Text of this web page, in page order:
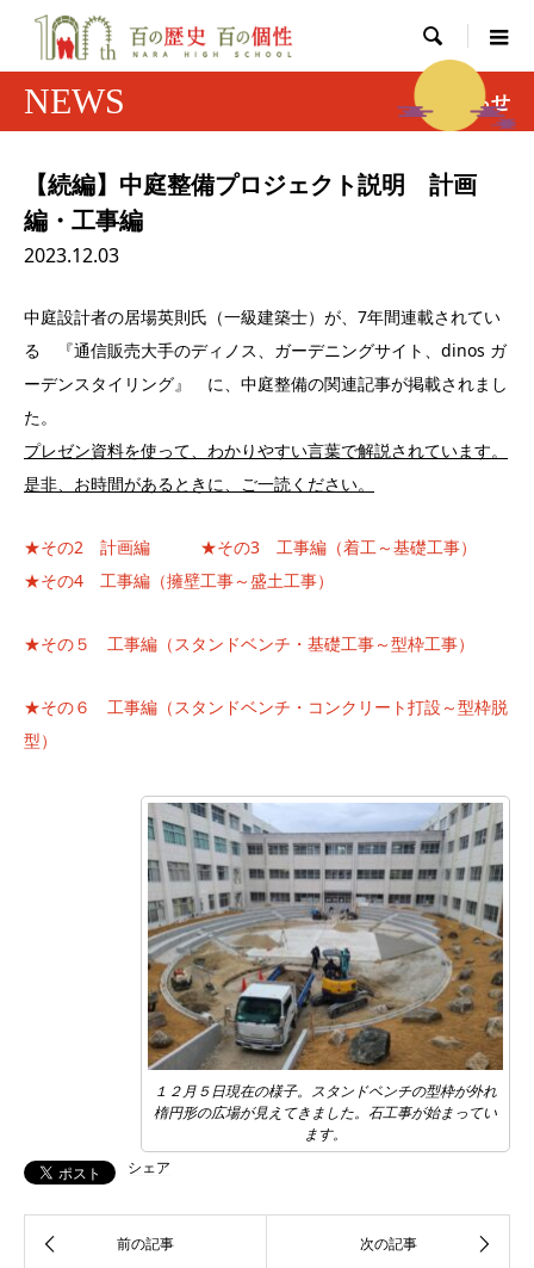

NEWS お知らせ
【続編】中庭整備プロジェクト説明 計画
編・工事編
2023.12.03
中庭設計者の居場英則氏（一級建築士）が、7年間連載されてい
る 『通信販売大手のディノス、ガーデニングサイト、dinos ガ
ーデンスタイリング』 に、中庭整備の関連記事が掲載されまし
た。
プレゼン資料を使って、わかりやすい言葉で解説されています。
是非、お時間があるときに、ご一読ください。
★その2 計画編
★その3 工事編（着工～基礎工事）
★その4 工事編（擁壁工事～盛土工事）
★その５ 工事編（スタンドベンチ・基礎工事～型枠工事）
★その６ 工事編（スタンドベンチ・コンクリート打設～型枠脱
型）
１２月５日現在の様子。スタンドベンチの型枠が外れ
楕円形の広場が見えてきました。石工事が始まってい
ます。
シェア